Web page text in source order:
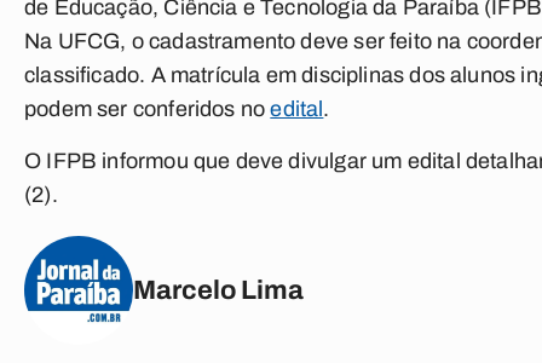
de Educação, Ciência e Tecnologia da Paraíba
Na UFCG, o cadastramento deve ser feito na
classificado. A matrícula em disciplinas dos alunos
podem ser conferidos noedital .
O IFPB informou que deve divulgar um edital
(2).
Marcelo Lima